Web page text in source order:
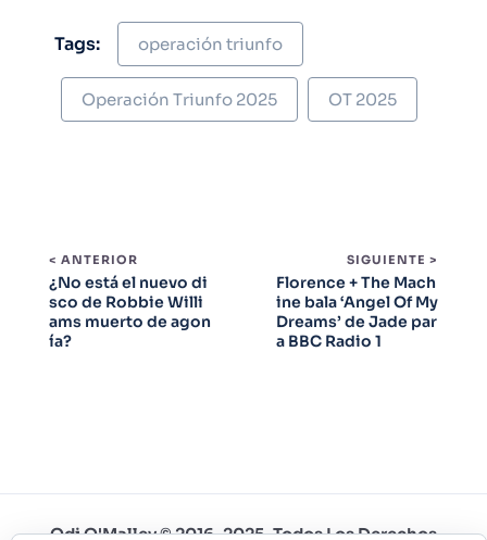
Tags: operación triunfo
Operación Triunfo 2025 OT 2025
< ANTERIOR
¿No está el nuevo di
sco de Robbie Willi
ams muerto de agon
ía?
SIGUIENTE >
Florence + The Mach
ine bala ‘Angel Of My
Dreams’ de Jade par
a BBC Radio 1
Odi O'Malley © 2016-2025. Todos Los Derechos